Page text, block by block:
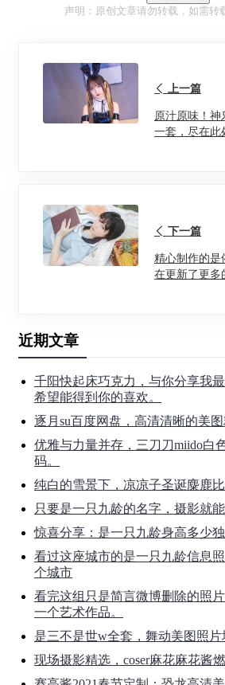
声明：原创文章请勿转载，如需转
上一篇
原汁原味！神
一套，尽在此
下一篇
精心制作的是
在更新了更多
近期文章
千阳快起床巧克力，与你分享我最
希望能得到你的喜欢。
逐月su百度网盘，高清清晰的美
优雅与力量并存，三刀刀miido白
码。
纯白的雪景下，凉凉子圣诞麋鹿比
只要是一只九龄的名字，摄影就
惊喜分享：是一只九龄身高多少
看过这座城市的是一只九龄信息
个城市
看完这组只是简言微博删除的照
一个艺术作品。
是三不是世w全套，舞动美图照片
现场摄影精选，coser麻花麻花酱